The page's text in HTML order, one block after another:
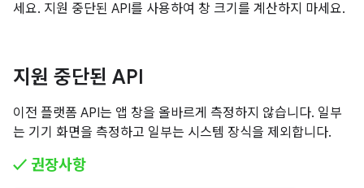
세요. 지원 중단된 API를 사용하여 창 크기를 계산하지 마세요.
지원 중단된 API
이전 플랫폼 API는 앱 창을 올바르게 측정하지 않습니다. 일부
는 기기 화면을 측정하고 일부는 시스템 장식을 제외합니다.
✓ 권장사항